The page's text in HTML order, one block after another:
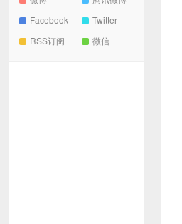
Facebook
Twitter
RSS订阅
微信